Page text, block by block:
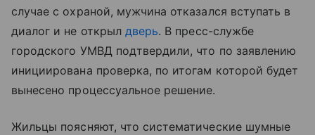
случае с охраной, мужчина отказался вступать в
диалог и не открыл дверь. В пресс-службе
городского УМВД подтвердили, что по заявлению
инициирована проверка, по итогам которой будет
вынесено процессуальное решение.
Жильцы поясняют, что систематические шумные